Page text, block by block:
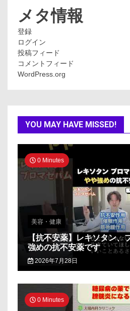
メタ情報
登録
ログイン
投稿フィード
コメントフィード
WordPress.org
YOU MAY HAVE MISSED!
0 Minutes
美容・健康
【抗不安薬】レキソタン、
強めの抗不安薬です
2026年7月28日
0 Minutes